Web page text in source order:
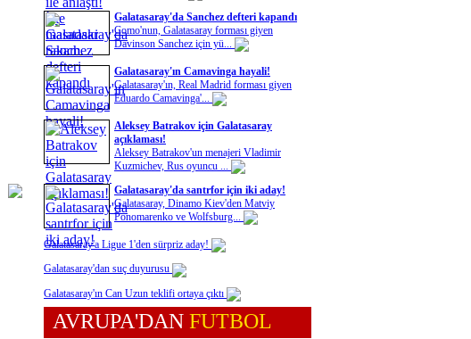
Galatasaray'da Sanchez defteri kapandı
Como'nun, Galatasaray forması giyen
Davinson Sanchez için yü...
Galatasaray'ın Camavinga hayali!
Galatasaray'ın, Real Madrid forması giyen
Eduardo Camavinga'...
Aleksey Batrakov için Galatasaray
açıklaması!
Aleksey Batrakov'un menajeri Vladimir
Kuzmichev, Rus oyuncu ...
Galatasaray'da santrfor için iki aday!
Galatasaray, Dinamo Kiev'den Matviy
Ponomarenko ve Wolfsburg...
Galatasaray'a Ligue 1'den sürpriz aday!
Galatasaray'dan suç duyurusu
Galatasaray'ın Can Uzun teklifi ortaya çıktı
AVRUPA'DAN FUTBOL